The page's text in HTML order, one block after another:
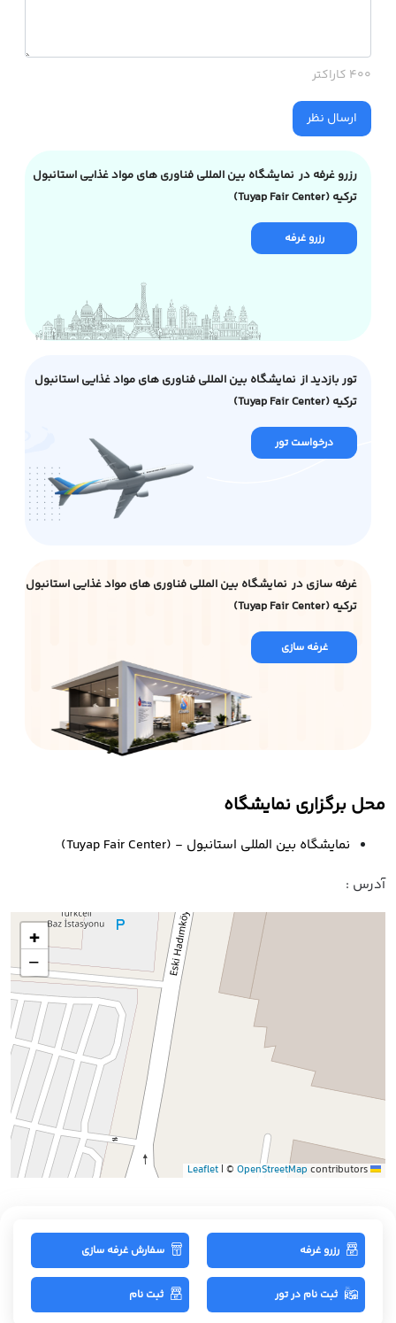
400 کاراکتر
ارسال نظر
رزرو غرفه در نمایشگاه بین المللی فناوری های مواد غذایی استانبول
ترکیه (Tuyap Fair Center)
رزرو غرفه
تور بازدید از نمایشگاه بین المللی فناوری های مواد غذایی استانبول
ترکیه (Tuyap Fair Center)
درخواست تور
غرفه سازی در نمایشگاه بین المللی فناوری های مواد غذایی استانبول
ترکیه (Tuyap Fair Center)
غرفه سازی
محل برگزاری نمایشگاه
نمایشگاه بین المللی استانبول - (Tuyap Fair Center)
آدرس :
+
−
| © OpenStreetMap contributors
رزرو غرفه سفارش غرفه سازی
ثبت نام در تور ثبت نام